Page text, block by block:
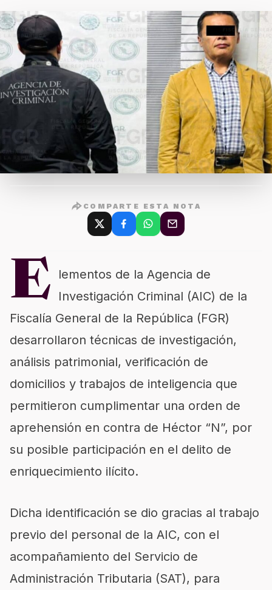
COMPARTE ESTA NOTA
E
lementos de la Agencia de
Investigación Criminal (AIC) de la
Fiscalía General de la República (FGR)
desarrollaron técnicas de investigación,
análisis patrimonial, verificación de
domicilios y trabajos de inteligencia que
permitieron cumplimentar una orden de
aprehensión en contra de Héctor “N”, por
su posible participación en el delito de
enriquecimiento ilícito.
Dicha identificación se dio gracias al trabajo
previo del personal de la AIC, con el
acompañamiento del Servicio de
Administración Tributaria (SAT), para